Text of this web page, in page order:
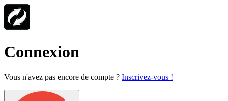
Connexion
Vous n'avez pas encore de compte ? Inscrivez-vous !